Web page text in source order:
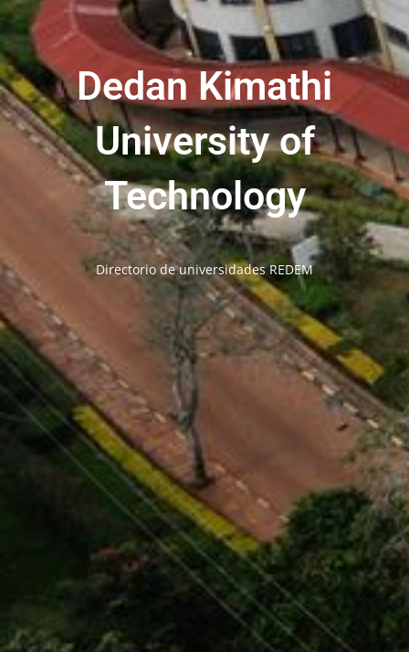
Dedan Kimathi
University of
Technology
Directorio de universidades REDEM